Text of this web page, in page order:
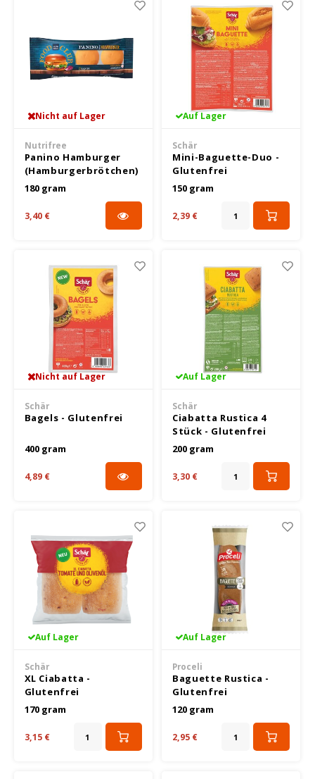
Rosies
Schnitzer
Swiet moffo
Nicht auf Lager
Nutrifree
Panino Hamburger
(Hamburgerbrötchen)
- Glutenfrei
180 gram
3,40 €
Auf Lager
Schär
Mini-Baguette-Duo -
Glutenfrei
150 gram
2,39 €
Nicht auf Lager
Schär
Bagels - Glutenfrei
400 gram
4,89 €
Auf Lager
Schär
Ciabatta Rustica 4
Stück - Glutenfrei
200 gram
3,30 €
Auf Lager
Schär
XL Ciabatta -
Glutenfrei
170 gram
3,15 €
Auf Lager
Proceli
Baguette Rustica -
Glutenfrei
120 gram
2,95 €